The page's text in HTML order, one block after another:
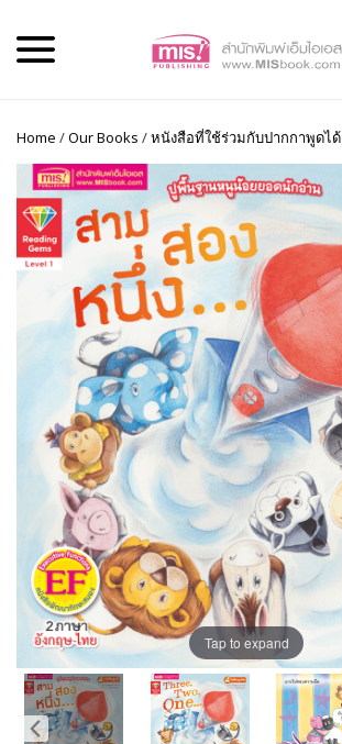
Home /Our Books /หนังสือที่ใช้ร่วมกับปากกาพูดได้
Tap to expand